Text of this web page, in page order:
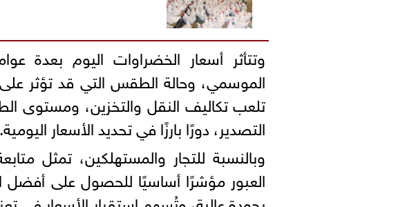
وتتأثر أسعار الخضراوات اليوم بعدة
الموسمي، وحالة الطقس التي قد تؤثر
تلعب تكاليف النقل والتخزين، ومستوى
التصدير، دورًا بارزًا في تحديد الأسعار اليومية.
وبالنسبة للتجار والمستهلكين، تمثل
العبور مؤشرًا أساسيًا للحصول على أفضل